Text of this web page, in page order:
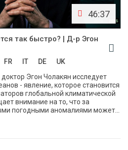
46:37
так быстро? | Д-р Эгон
FR IT DE
UK
Эгон Чолакян исследует
- явление, которое становится
глобальной климатической
внимание на то, что за
погодными аномалиями может...